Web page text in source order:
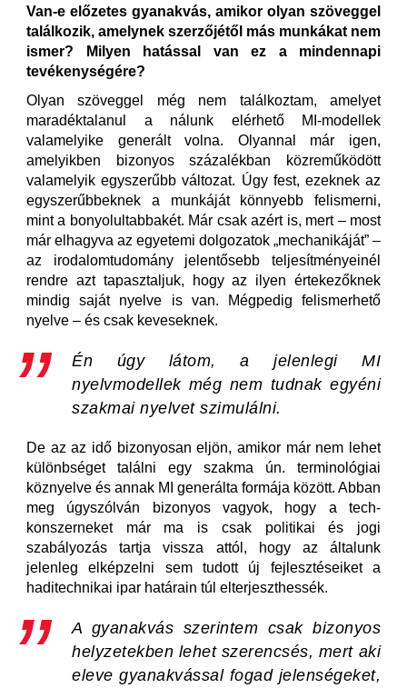
Van-e előzetes gyanakvás, amikor olyan szöveggel
találkozik, amelynek szerzőjétől más munkákat nem
ismer? Milyen hatással van ez a mindennapi
tevékenységére?
Olyan szöveggel még nem találkoztam, amelyet
maradéktalanul a nálunk elérhető MI-modellek
valamelyike generált volna. Olyannal már igen,
amelyikben bizonyos százalékban közreműködött
valamelyik egyszerűbb változat. Úgy fest, ezeknek az
egyszerűbbeknek a munkáját könnyebb felismerni,
mint a bonyolultabbakét. Már csak azért is, mert – most
már elhagyva az egyetemi dolgozatok „mechanikáját” –
az irodalomtudomány jelentősebb teljesítményeinél
rendre azt tapasztaljuk, hogy az ilyen értekezőknek
mindig saját nyelve is van. Mégpedig felismerhető
nyelve – és csak keveseknek.
Én úgy látom, a jelenlegi MI
nyelvmodellek még nem tudnak egyéni
szakmai nyelvet szimulálni.
De az az idő bizonyosan eljön, amikor már nem lehet
különbséget találni egy szakma ún. terminológiai
köznyelve és annak MI generálta formája között. Abban
meg úgyszólván bizonyos vagyok, hogy a tech-
konszerneket már ma is csak politikai és jogi
szabályozás tartja vissza attól, hogy az általunk
jelenleg elképzelni sem tudott új fejlesztéseiket a
haditechnikai ipar határain túl elterjeszthessék.
A gyanakvás szerintem csak bizonyos
helyzetekben lehet szerencsés, mert aki
eleve gyanakvással fogad jelenségeket,